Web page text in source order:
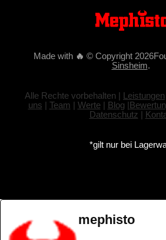
Made with 🔥 © Copyright
Sinsheim.
Alle Rechte vorbehalten | Leistungen
uns | Team | Werte| Blog |
Datenschutz |
*gilt nur bei
mephisto